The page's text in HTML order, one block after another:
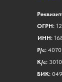
ОГРН:
Р/с:
К/с:
БИК:
ИНН: